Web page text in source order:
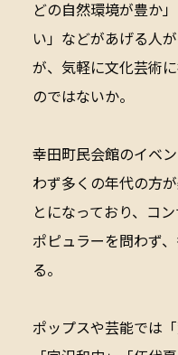
どの自然環境が豊か
い」などがあげる人
が、気軽に文化芸術
のではないか。
幸田町民会館のイベ
わず多くの年代の方
とになっており、コ
ポピュラーを問わず
る。
ポップスや芸能では